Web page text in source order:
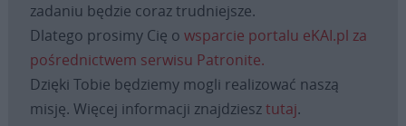
zadaniu będzie coraz trudniejsze.
Dlatego prosimy Cię o wsparcie portalu eKAI.pl za
pośrednictwem serwisu Patronite.
Dzięki Tobie będziemy mogli realizować naszą
misję. Więcej informacji znajdziesztutaj.